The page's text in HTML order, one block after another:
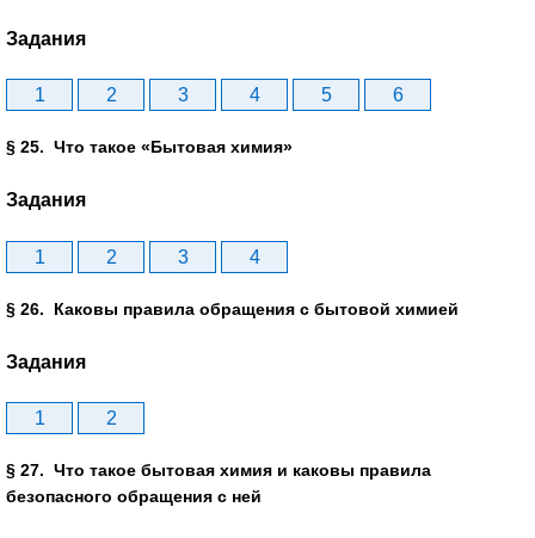
Задания
1 2 3 4 5 6
§ 25. Что такое «Бытовая химия»
Задания
1 2 3 4
§ 26. Каковы правила обращения с бытовой химией
Задания
1 2
§ 27. Что такое бытовая химия и каковы правила
безопасного обращения с ней